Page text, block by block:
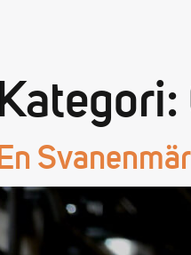
Kategori:
En